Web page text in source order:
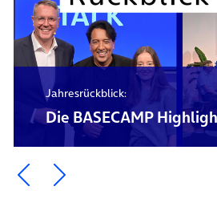
Jahresrückblick:
Die BASECAMP
Ein Element zurück blättern
Ein Element weiter